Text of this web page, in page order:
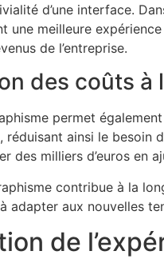
d’une interface.
une meilleure
de l’entreprise.
des coûts à
permet
réduisant ainsi le
des milliers d’euros en
contribue à la
adapter aux nouvelles
de